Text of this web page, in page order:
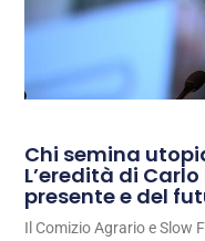
Chi semina
L’eredità di
presente e del
Il Comizio Agrario e Slow